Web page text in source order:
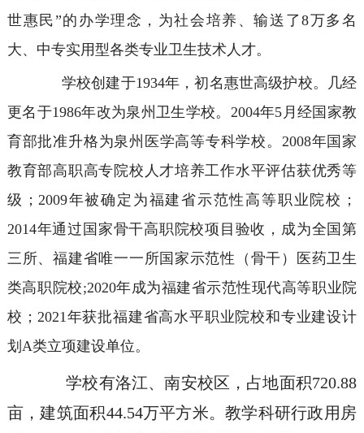
世惠民”的办学理念，为社会培养、输送了8万多名
大、中专实用型各类专业卫生技术人才。
学校创建于1934年，初名惠世高级护校。几经
更名于1986年改为泉州卫生学校。2004年5月经国家教
育部批准升格为泉州医学高等专科学校。2008年国家
教育部高职高专院校人才培养工作水平评估获优秀等
级；2009年被确定为福建省示范性高等职业院校；
2014年通过国家骨干高职院校项目验收，成为全国第
三所、福建省唯一一所国家示范性（骨干）医药卫生
类高职院校;2020年成为福建省示范性现代高等职业院
校；2021年获批福建省高水平职业院校和专业建设计
划A类立项建设单位。
学校有洛江、南安校区，占地面积720.88
亩，建筑面积44.54万平方米。教学科研行政用房